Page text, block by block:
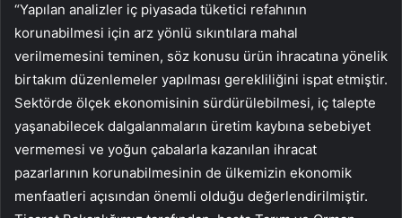
“Yapılan analizler iç piyasada tüketici refahının
korunabilmesi için arz yönlü sıkıntılara mahal
verilmemesini teminen, söz konusu ürün ihracatına yönelik
birtakım düzenlemeler yapılması gerekliliğini ispat etmiştir.
Sektörde ölçek ekonomisinin sürdürülebilmesi, iç talepte
yaşanabilecek dalgalanmaların üretim kaybına sebebiyet
vermemesi ve yoğun çabalarla kazanılan ihracat
pazarlarının korunabilmesinin de ülkemizin ekonomik
menfaatleri açısından önemli olduğu değerlendirilmiştir.